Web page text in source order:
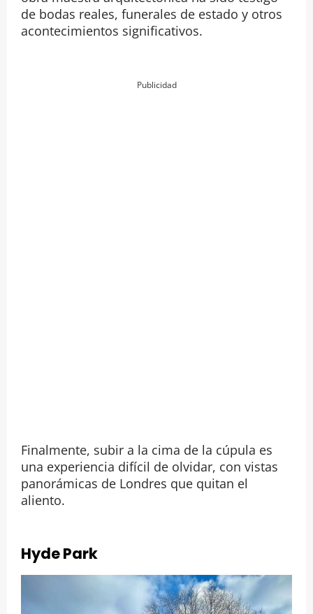
de bodas reales, funerales de estado y otros
acontecimientos significativos.
Publicidad
Finalmente, subir a la cima de la cúpula es
una experiencia difícil de olvidar, con vistas
panorámicas de Londres que quitan el
aliento.
Hyde Park